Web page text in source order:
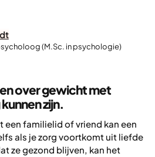
(M.Sc. in psychologie)
over gewicht met
zijn.
een familielid of vriend kan een
als je zorg voortkomt uit liefde
ze gezond blijven, kan het